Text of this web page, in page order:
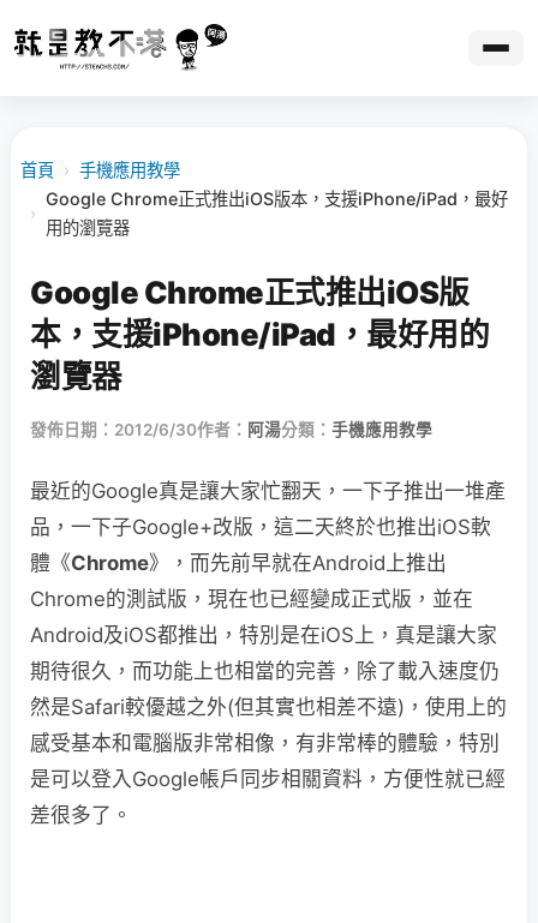
首頁 › 手機應用教學
›
Google Chrome正式推出iOS版本，支援iPhone/iPad，最好
用的瀏覽器
Google Chrome正式推出iOS版
本，支援iPhone/iPad，最好用的
瀏覽器
發佈日期：2012/6/30作者： 阿湯分類： 手機應用教學
最近的Google真是讓大家忙翻天，一下子推出一堆產
品，一下子Google+改版，這二天終於也推出iOS軟
體《Chrome》，而先前早就在Android上推出
Chrome的測試版，現在也已經變成正式版，並在
Android及iOS都推出，特別是在iOS上，真是讓大家
期待很久，而功能上也相當的完善，除了載入速度仍
然是Safari較優越之外(但其實也相差不遠)，使用上的
感受基本和電腦版非常相像，有非常棒的體驗，特別
是可以登入Google帳戶同步相關資料，方便性就已經
差很多了。